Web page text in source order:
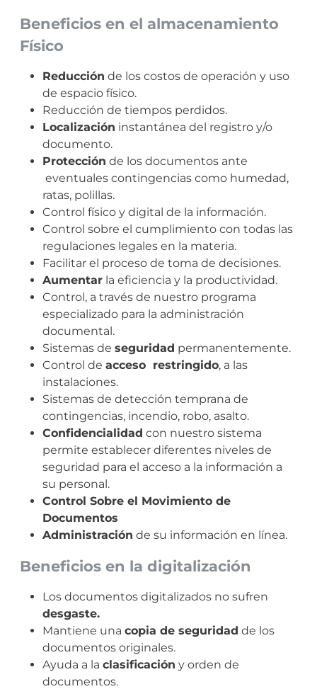
Beneficios en el almacenamiento
Físico
Reducción de los costos de operación y uso
de espacio físico.
Reducción de tiempos perdidos.
Localización instantánea del registro y/o
documento.
Protección de los documentos ante
eventuales contingencias como humedad,
ratas, polillas.
Control físico y digital de la información.
Control sobre el cumplimiento con todas las
regulaciones legales en la materia.
Facilitar el proceso de toma de decisiones.
Aumentar la eficiencia y la productividad.
Control, a través de nuestro programa
especializado para la administración
documental.
Sistemas de seguridad permanentemente.
Control de acceso restringido, a las
instalaciones.
Sistemas de detección temprana de
contingencias, incendio, robo, asalto.
Confidencialidad con nuestro sistema
permite establecer diferentes niveles de
seguridad para el acceso a la información a
su personal.
Control Sobre el Movimiento de
Documentos
Administración de su información en línea.
Beneficios en la digitalización
Los documentos digitalizados no sufren
desgaste.
Mantiene una copia de seguridad de los
documentos originales.
Ayuda a la clasificación y orden de
documentos.